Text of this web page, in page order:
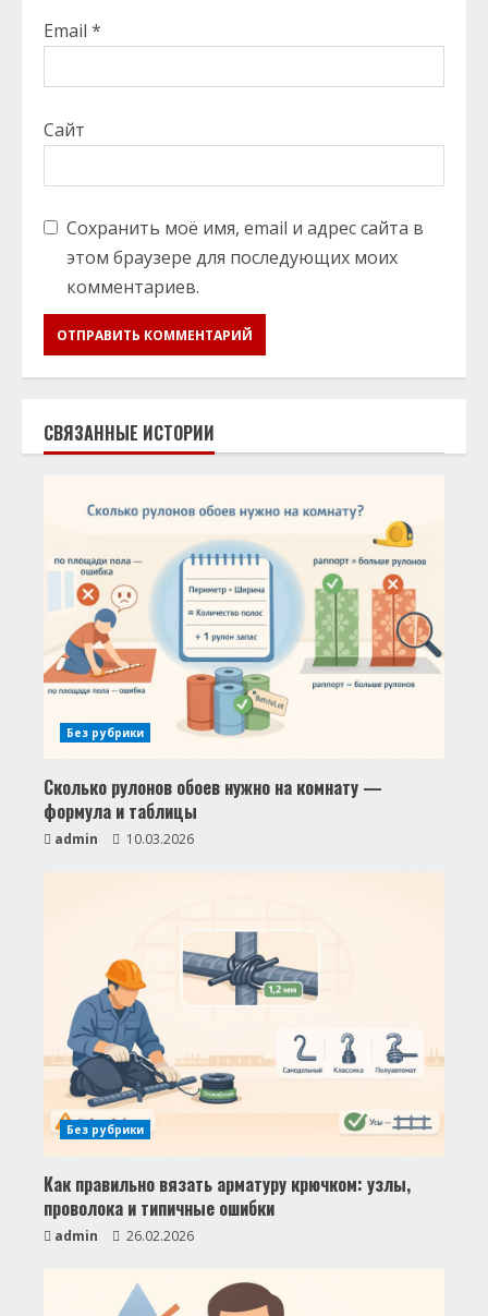
Email *
Сайт
Сохранить моё имя, email и адрес сайта в
этом браузере для последующих моих
комментариев.
СВЯЗАННЫЕ ИСТОРИИ
Без рубрики
Сколько рулонов обоев нужно на комнату —
формула и таблицы
admin 10.03.2026
Без рубрики
Как правильно вязать арматуру крючком: узлы,
проволока и типичные ошибки
admin 26.02.2026